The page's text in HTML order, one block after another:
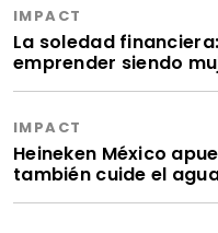
IMPACT
La soledad
emprender siendo
IMPACT
Heineken México
también cuide el